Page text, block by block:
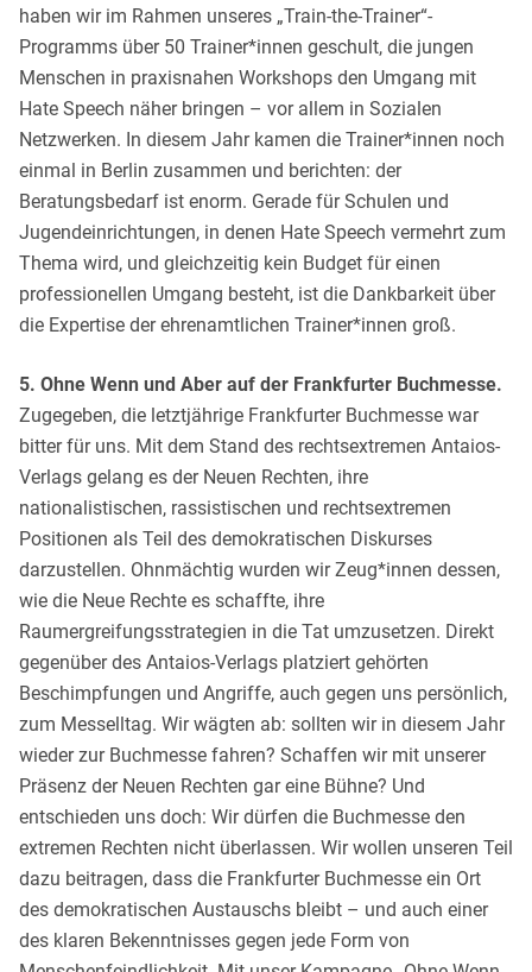
haben wir im Rahmen unseres „Train-the-Trainer“-
Programms über 50 Trainer*innen geschult, die jungen
Menschen in praxisnahen Workshops den Umgang mit
Hate Speech näher bringen – vor allem in Sozialen
Netzwerken. In diesem Jahr kamen die Trainer*innen noch
einmal in Berlin zusammen und berichten: der
Beratungsbedarf ist enorm. Gerade für Schulen und
Jugendeinrichtungen, in denen Hate Speech vermehrt zum
Thema wird, und gleichzeitig kein Budget für einen
professionellen Umgang besteht, ist die Dankbarkeit über
die Expertise der ehrenamtlichen Trainer*innen groß.
5. Ohne Wenn und Aber auf der Frankfurter Buchmesse.
Zugegeben, die letztjährige Frankfurter Buchmesse war
bitter für uns. Mit dem Stand des rechtsextremen Antaios-
Verlags gelang es der Neuen Rechten, ihre
nationalistischen, rassistischen und rechtsextremen
Positionen als Teil des demokratischen Diskurses
darzustellen. Ohnmächtig wurden wir Zeug*innen dessen,
wie die Neue Rechte es schaffte, ihre
Raumergreifungsstrategien in die Tat umzusetzen. Direkt
gegenüber des Antaios-Verlags platziert gehörten
Beschimpfungen und Angriffe, auch gegen uns persönlich,
zum Messelltag. Wir wägten ab: sollten wir in diesem Jahr
wieder zur Buchmesse fahren? Schaffen wir mit unserer
Präsenz der Neuen Rechten gar eine Bühne? Und
entschieden uns doch: Wir dürfen die Buchmesse den
extremen Rechten nicht überlassen. Wir wollen unseren Teil
dazu beitragen, dass die Frankfurter Buchmesse ein Ort
des demokratischen Austauschs bleibt – und auch einer
des klaren Bekenntnisses gegen jede Form von